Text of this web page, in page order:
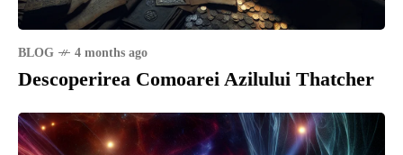
BLOG 4 months ago
Descoperirea Comoarei Azilului Thatcher